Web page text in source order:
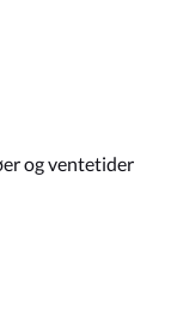
og ventetider